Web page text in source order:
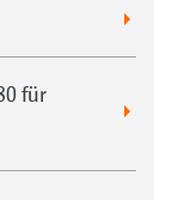
für